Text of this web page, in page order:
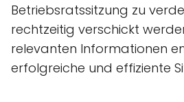
Betriebsratssitzung zu
rechtzeitig verschickt
relevanten Informationen
erfolgreiche und effiziente